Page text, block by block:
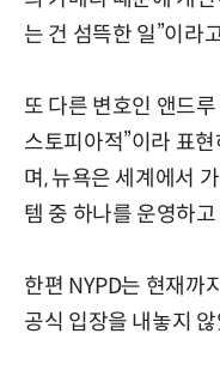
는 건 섬뜩한 일”이라
또 다른 변호인 앤드
스토피아적”이라 표
며, 뉴욕은 세계에서
템 중 하나를 운영하
한편 NYPD는 현재까
공식 입장을 내놓지